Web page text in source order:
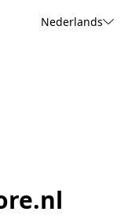
Nederlands